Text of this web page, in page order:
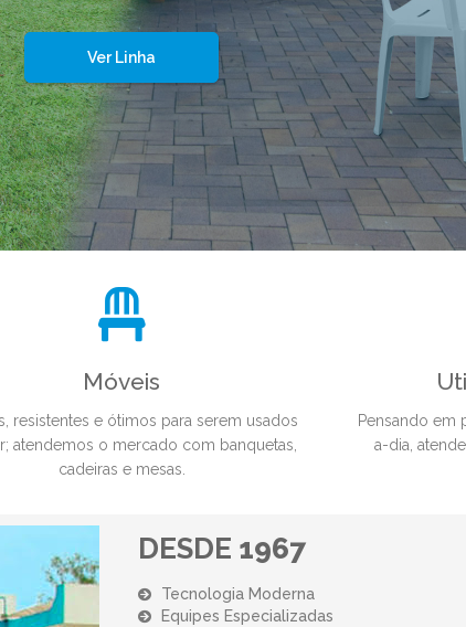
Ver Linha
Móveis
resistentes e ótimos para serem usados
atendemos o mercado com banquetas,
cadeiras e mesas.
Pensando em
a-dia,
DESDE 1967
Tecnologia Moderna
Equipes Especializadas